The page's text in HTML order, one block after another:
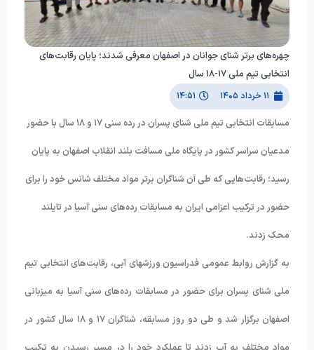
چهره‌های برتر شنای جوانان در اصفهان معرفی شدند؛ پایان رقابت‌های
انتخابی تیم ملی ۱۷-۱۸ سال
۱۱ خرداد ۱۴۰۵ ۱۴:۵۱
مسابقات انتخابی تیم ملی شنای پسران در رده سنی ۱۷ و ۱۸ سال با حضور
مدعیان سراسر کشور در پایگاه ملی مسافت بلند انقلاب اصفهان به پایان
رسید؛ رقابت‌هایی که طی آن شناگران برتر مواد مختلف شانس خود را برای
حضور در ترکیب اعزامی ایران به مسابقات رده‌های سنی آسیا در تایلند
محک زدند.
به گزارش روابط عمومی فدراسیون ورزشهای آبی، رقابت‌های انتخابی تیم
ملی شنای پسران برای حضور در مسابقات رده‌های سنی آسیا به میزبانی
اصفهان برگزار شد و طی دو روز مسابقه، شناگران ۱۷ و ۱۸ سال کشور در